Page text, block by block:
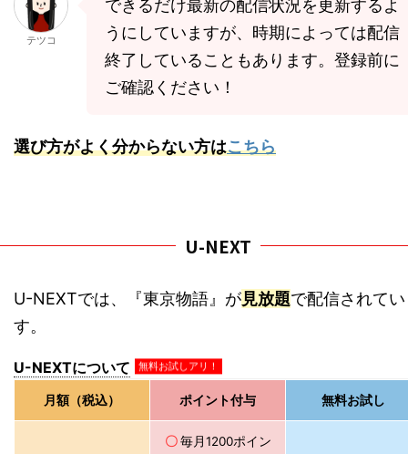
テツコ
できるだけ最新の配信状況を更新するよ
うにしていますが、時期によっては配信
終了していることもあります。登録前に
ご確認ください！
選び方がよく分からない方はこちら
U-NEXT
U-NEXTでは、『東京物語』が見放題で配信されて
す。
U-NEXTについて 無料お試しアリ！
月額（税込） ポイント付与 無料お試し
〇毎月1200ポイン